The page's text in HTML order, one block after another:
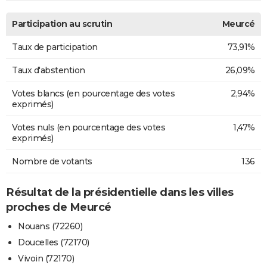
Participation au scrutin Meurcé
Taux de participation 73,91%
Taux d'abstention 26,09%
Votes blancs (en pourcentage des votes
exprimés)
2,94%
Votes nuls (en pourcentage des votes
exprimés)
1,47%
Nombre de votants 136
Résultat de la présidentielle dans les villes
proches de Meurcé
Nouans (72260)
Doucelles (72170)
Vivoin (72170)